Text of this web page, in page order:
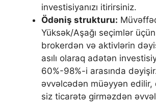
investisiyanızı itirirsiniz.
Ödəniş strukturu:
Yüksək/Aşağı seçimlər
brokerdən və aktivlərin
asılı olaraq adətən
60%-98%-i arasında
əvvəlcədən müəyyən edilir,
siz ticarətə girməzdən